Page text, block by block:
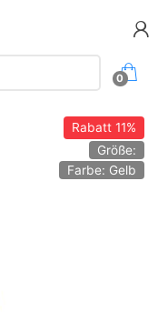
0
Rabatt11%
Größe:
Farbe: Gelb